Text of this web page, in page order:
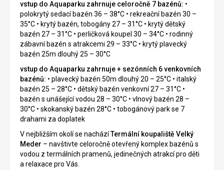
vstup do Aquaparku zahrnuje celoročně 7 bazénů: •
polokrytý sedací bazén 36 – 38°C • rekreační bazén 30 –
35°C • krytý bazén, tobogány 27 – 31°C • krytý dětský
bazén 27 – 31°C • perličková koupel 30 – 34°C • rodinný
zábavní bazén s atrakcemi 29 – 33°C • krytý plavecký
bazén 25m dlouhý 25 – 30°C
vstup do Aquaparku zahrnuje + sezónních 6 venkovních
bazénů: • plavecký bazén 50m dlouhý 20 – 25°C • italský
bazén 25 – 28°C • dětský bazén venkovní 27 – 31°C •
bazén s unášející vodou 28 – 30°C • vlnový bazén 28 –
30°C • skokanský bazén 28°C • tobogánový park se 7
drahami za doplatek
V nejbližším okolí se nacházíTermální koupaliště Velký
Meder – navštivte celoročně otevřený komplex bazénů s
vodou z termálních pramenů, jedinečných atrakcí pro děti
a relaxace pro Vás.